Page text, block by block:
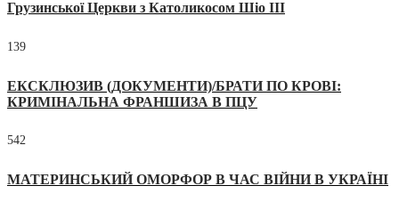
Грузинської Церкви з Католикосом Шіо III
139
ЕКСКЛЮЗИВ (ДОКУМЕНТИ)/БРАТИ ПО КРОВІ:
КРИМІНАЛЬНА ФРАНШИЗА В ПЦУ
542
МАТЕРИНСЬКИЙ ОМОРФОР В ЧАС ВІЙНИ В УКРАЇНІ